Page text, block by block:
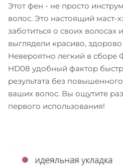
Этот фен - не просто
волос. Это настоящий маст-
заботиться о своих волосах
выглядели красиво,
Невероятно легкий в сборе
HD08 удобный фактор
результата без
ваших волос. Вы ощутите
первого использования!